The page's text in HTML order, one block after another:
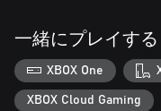
一緒にプレイする
XBOX One
XBOX Cloud Gaming